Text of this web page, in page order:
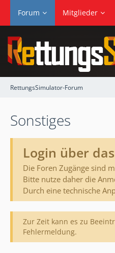
Forum Mitglieder
RettungsSimulator-Forum
Sonstiges
Login über
Die Foren Zugänge sind
Bitte nutze daher die
Durch eine technische
Zur Zeit kann es zu
Fehlermeldung.